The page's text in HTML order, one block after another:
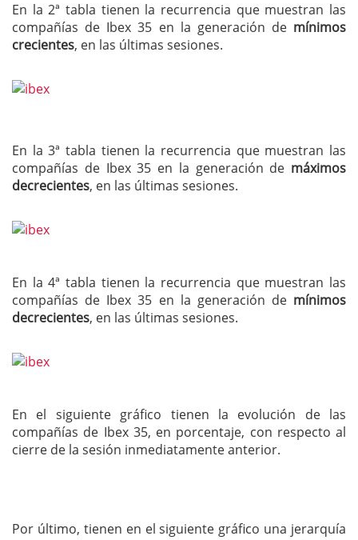
En la 2ª tabla tienen la recurrencia que muestran las
compañías de Ibex 35 en la generación de mínimos
crecientes, en las últimas sesiones.
En la 3ª tabla tienen la recurrencia que muestran las
compañías de Ibex 35 en la generación de máximos
decrecientes, en las últimas sesiones.
En la 4ª tabla tienen la recurrencia que muestran las
compañías de Ibex 35 en la generación de mínimos
decrecientes, en las últimas sesiones.
En el siguiente gráfico tienen la evolución de las
compañías de Ibex 35, en porcentaje, con respecto al
cierre de la sesión inmediatamente anterior.
Por último, tienen en el siguiente gráfico una jerarquía